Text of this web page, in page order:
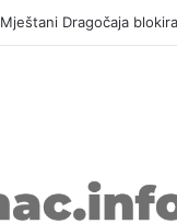
Helikopter ponovo gasi